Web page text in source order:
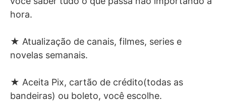
hora.
★ Atualização de canais, filmes, series e
novelas semanais.
★ Aceita Pix, cartão de crédito(todas as
bandeiras) ou boleto, você escolhe.